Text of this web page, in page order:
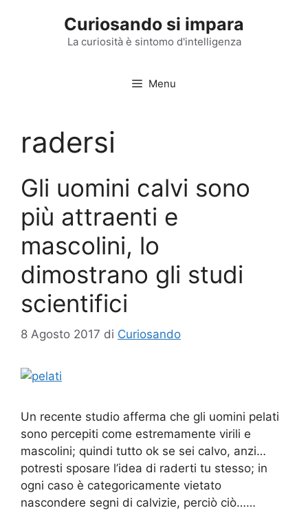
Curiosando si impara
La curiosità è sintomo d'intelligenza
Menu
radersi
Gli uomini calvi sono
più attraenti e
mascolini, lo
dimostrano gli studi
scientifici
8 Agosto 2017 di Curiosando
Un recente studio afferma che gli uomini pelati
sono percepiti come estremamente virili e
mascolini; quindi tutto ok se sei calvo, anzi…
potresti sposare l’idea di raderti tu stesso; in
ogni caso è categoricamente vietato
nascondere segni di calvizie, perciò ciò……